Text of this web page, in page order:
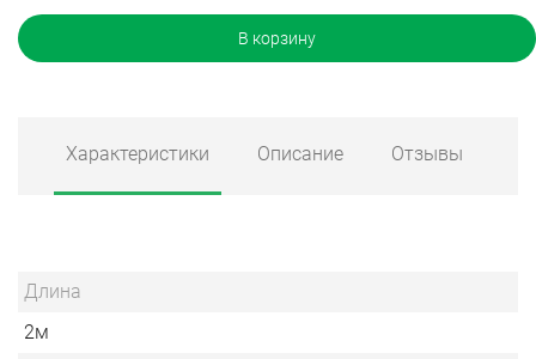
В корзину
Характеристики Описание Отзывы
Длина
2м